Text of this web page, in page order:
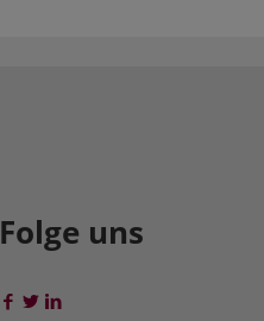
Folge uns